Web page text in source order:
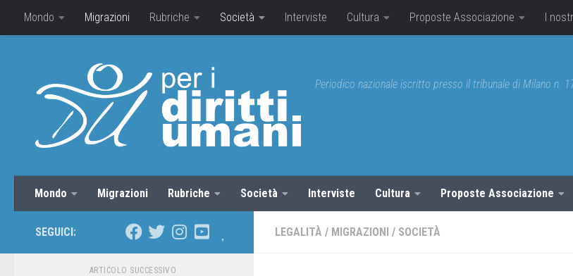
Mondo Migrazioni Rubriche Società Interviste Cultura Proposte Associazione I
Periodico nazionale iscritto presso il tribunale di Milano n.
Mondo Migrazioni Rubriche Società Interviste Cultura Proposte Associazione
LEGALITÀ / MIGRAZIONI / SOCIETÀ
SEGUICI:
ARTICOLO SUCCESSIVO